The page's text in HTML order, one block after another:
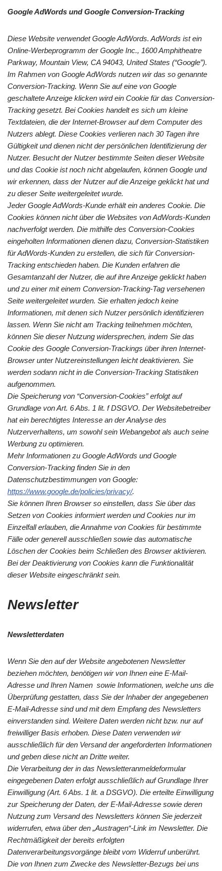
Google AdWords und Google Conversion-Tracking
Diese Website verwendet Google AdWords. AdWords ist ein
Online-Werbeprogramm der Google Inc., 1600 Amphitheatre
Parkway, Mountain View, CA 94043, United States (“Google”).
Im Rahmen von Google AdWords nutzen wir das so genannte
Conversion-Tracking. Wenn Sie auf eine von Google
geschaltete Anzeige klicken wird ein Cookie für das Conversion-
Tracking gesetzt. Bei Cookies handelt es sich um kleine
Textdateien, die der Internet-Browser auf dem Computer des
Nutzers ablegt. Diese Cookies verlieren nach 30 Tagen ihre
Gültigkeit und dienen nicht der persönlichen Identifizierung der
Nutzer. Besucht der Nutzer bestimmte Seiten dieser Website
und das Cookie ist noch nicht abgelaufen, können Google und
wir erkennen, dass der Nutzer auf die Anzeige geklickt hat und
zu dieser Seite weitergeleitet wurde.
Jeder Google AdWords-Kunde erhält ein anderes Cookie. Die
Cookies können nicht über die Websites von AdWords-Kunden
nachverfolgt werden. Die mithilfe des Conversion-Cookies
eingeholten Informationen dienen dazu, Conversion-Statistiken
für AdWords-Kunden zu erstellen, die sich für Conversion-
Tracking entschieden haben. Die Kunden erfahren die
Gesamtanzahl der Nutzer, die auf ihre Anzeige geklickt haben
und zu einer mit einem Conversion-Tracking-Tag versehenen
Seite weitergeleitet wurden. Sie erhalten jedoch keine
Informationen, mit denen sich Nutzer persönlich identifizieren
lassen. Wenn Sie nicht am Tracking teilnehmen möchten,
können Sie dieser Nutzung widersprechen, indem Sie das
Cookie des Google Conversion-Trackings über ihren Internet-
Browser unter Nutzereinstellungen leicht deaktivieren. Sie
werden sodann nicht in die Conversion-Tracking Statistiken
aufgenommen.
Die Speicherung von “Conversion-Cookies” erfolgt auf
Grundlage von Art. 6 Abs. 1 lit. f DSGVO. Der Websitebetreiber
hat ein berechtigtes Interesse an der Analyse des
Nutzerverhaltens, um sowohl sein Webangebot als auch seine
Werbung zu optimieren.
Mehr Informationen zu Google AdWords und Google
Conversion-Tracking finden Sie in den
Datenschutzbestimmungen von Google:
https://www.google.de/policies/privacy/.
Sie können Ihren Browser so einstellen, dass Sie über das
Setzen von Cookies informiert werden und Cookies nur im
Einzelfall erlauben, die Annahme von Cookies für bestimmte
Fälle oder generell ausschließen sowie das automatische
Löschen der Cookies beim Schließen des Browser aktivieren.
Bei der Deaktivierung von Cookies kann die Funktionalität
dieser Website eingeschränkt sein.
Newsletter
Newsletterdaten
Wenn Sie den auf der Website angebotenen Newsletter
beziehen möchten, benötigen wir von Ihnen eine E-Mail-
Adresse und Ihren Namen sowie Informationen, welche uns die
Überprüfung gestatten, dass Sie der Inhaber der angegebenen
E-Mail-Adresse sind und mit dem Empfang des Newsletters
einverstanden sind. Weitere Daten werden nicht bzw. nur auf
freiwilliger Basis erhoben. Diese Daten verwenden wir
ausschließlich für den Versand der angeforderten Informationen
und geben diese nicht an Dritte weiter.
Die Verarbeitung der in das Newsletteranmeldeformular
eingegebenen Daten erfolgt ausschließlich auf Grundlage Ihrer
Einwilligung (Art. 6 Abs. 1 lit. a DSGVO). Die erteilte Einwilligung
zur Speicherung der Daten, der E-Mail-Adresse sowie deren
Nutzung zum Versand des Newsletters können Sie jederzeit
widerrufen, etwa über den „Austragen“-Link im Newsletter. Die
Rechtmäßigkeit der bereits erfolgten
Datenverarbeitungsvorgänge bleibt vom Widerruf unberührt.
Die von Ihnen zum Zwecke des Newsletter-Bezugs bei uns